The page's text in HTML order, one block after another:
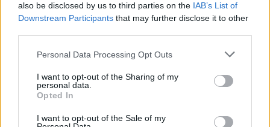
also be disclosed by us to third parties on the IAB’s List of
Downstream Participants that may further disclose it to other
Personal Data Processing Opt Outs
I want to opt-out of the Sharing of my
personal data.
Opted In
I want to opt-out of the Sale of my
ενός πολυτελούς σαλέ, με τη σύμβαση της
υπογραφής του έργου να είναι ακόμα σε
Αλήθεια ή ένα καλό τρικ για διαφήμιση εν όψει
των νέων σίριαλ που ετοιμάζουν; Είναι κάτι
που θα φανεί στο μέλλον.